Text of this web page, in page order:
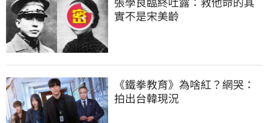
實不是宋美齡
《鐵拳教育》為啥紅？網哭：
拍出台韓現況